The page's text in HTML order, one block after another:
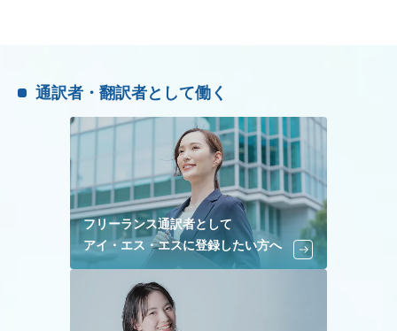
通訳者・翻訳者として働く
フリーランス通訳者として
アイ・エス・エスに登録したい方へ